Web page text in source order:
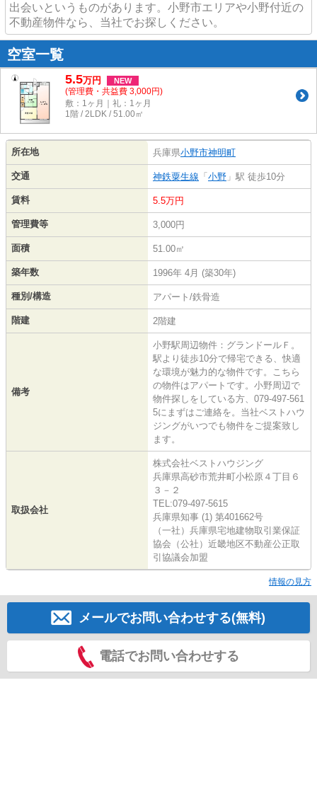
出会いというものがあります。小野市エリアや小野付近の
不動産物件なら、当社でお探しください。
空室一覧
5.5万円 NEW
(管理費・共益費 3,000円)
敷：1ヶ月｜礼：1ヶ月
1階 / 2LDK / 51.00㎡
所在地 兵庫県小野市神明町
交通 神鉄粟生線 「 小野 」駅 徒歩10分
賃料 5.5万円
管理費等 3,000円
面積 51.00㎡
築年数 1996年 4月 (築30年)
種別/構造 アパート/鉄骨造
階建 2階建
備考
小野駅周辺物件：グランドールＦ。
駅より徒歩10分で帰宅できる、快適
な環境が魅力的な物件です。こちら
の物件はアパートです。小野周辺で
物件探しをしている方、079-497-561
5にまずはご連絡を。当社ベストハウ
ジングがいつでも物件をご提案致し
ます。
取扱会社
株式会社ベストハウジング
兵庫県高砂市荒井町小松原４丁目６
３－２
TEL:079-497-5615
兵庫県知事 (1) 第401662号
（一社）兵庫県宅地建物取引業保証
協会（公社）近畿地区不動産公正取
引協議会加盟
情報の見方
メールでお問い合わせする(無料)
電話でお問い合わせする